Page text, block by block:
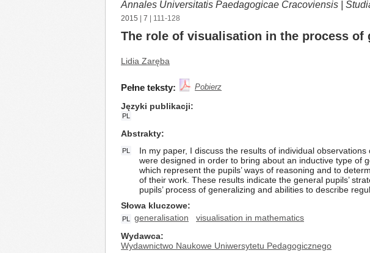
Annales Universitatis Paedagogicae Cracoviensis |
2015 7 | 111-128
The role of visualisation in the process of
Lidia Zaręba
Pełne teksty: Pobierz
Języki publikacji
PL
Abstrakty
PL
In my paper, I discuss the results of individual
were designed in order to bring about an inductive type of
which represent the pupils’ ways of reasoning and to
of their work. These results indicate the general pupils’
pupils’ process of generalizing and abilities to describe
Słowa kluczowe
PL generalisation
visualisation in mathematics
Wydawca
Wydawnictwo Naukowe Uniwersytetu Pedagogicznego